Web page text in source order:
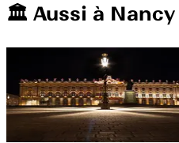
🏛️️ Aussi à Nancy